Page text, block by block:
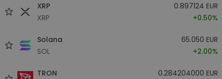
XRP
XRP
0.897124 EUR
+0.50%
Solana
SOL
65.050 EUR
+2.00%
TRON
0.284204000 EUR